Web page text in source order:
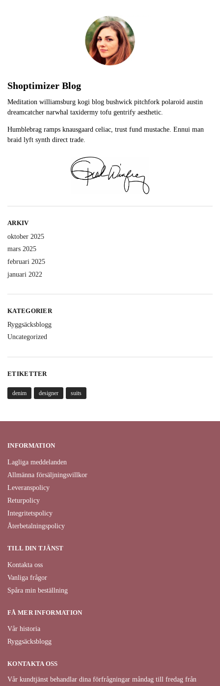
Shoptimizer Blog
Meditation williamsburg kogi blog bushwick pitchfork polaroid austin
dreamcatcher narwhal taxidermy tofu gentrify aesthetic.
Humblebrag ramps knausgaard celiac, trust fund mustache. Ennui man
braid lyft synth direct trade.
ARKIV
oktober 2025
mars 2025
februari 2025
januari 2022
KATEGORIER
Ryggsäcksblogg
Uncategorized
ETIKETTER
denim designer suits
INFORMATION
Lagliga meddelanden
Allmänna försäljningsvillkor
Leveranspolicy
Returpolicy
Integritetspolicy
Återbetalningspolicy
TILL DIN TJÄNST
Kontakta oss
Vanliga frågor
Spåra min beställning
FÅ MER INFORMATION
Vår historia
Ryggsäcksblogg
KONTAKTA OSS
Vår kundtjänst behandlar dina förfrågningar måndag till fredag från